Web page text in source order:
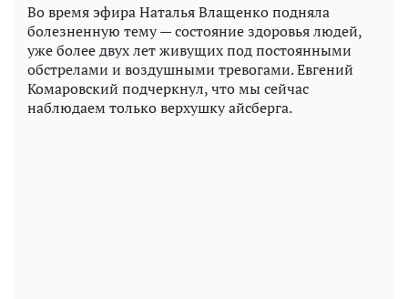
Во время эфира Наталья Влащенко подняла
болезненную тему — состояние здоровья людей,
уже более двух лет живущих под постоянными
обстрелами и воздушными тревогами. Евгений
Комаровский подчеркнул, что мы сейчас
наблюдаем только верхушку айсберга.